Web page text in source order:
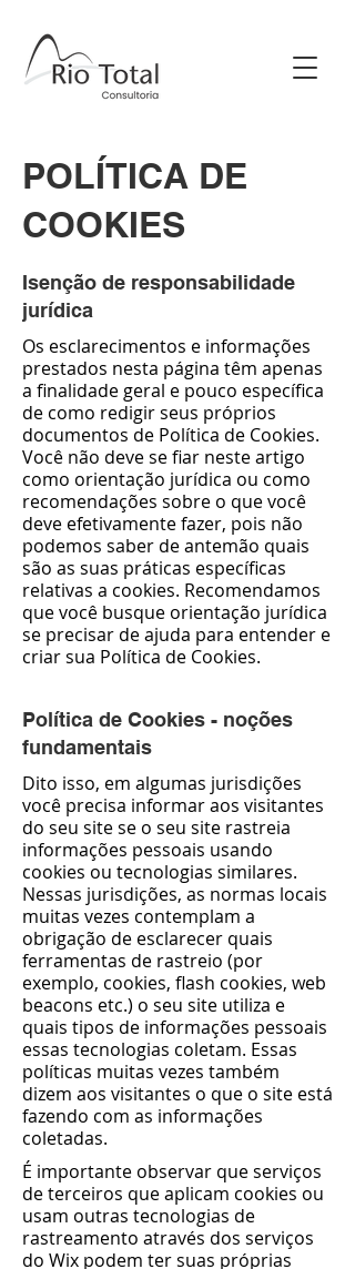
POLÍTICA DE
COOKIES
Isenção de responsabilidade
jurídica
Os esclarecimentos e informações
prestados nesta página têm apenas
a finalidade geral e pouco específica
de como redigir seus próprios
documentos de Política de Cookies.
Você não deve se fiar neste artigo
como orientação jurídica ou como
recomendações sobre o que você
deve efetivamente fazer, pois não
podemos saber de antemão quais
são as suas práticas específicas
relativas a cookies. Recomendamos
que você busque orientação jurídica
se precisar de ajuda para entender e
criar sua Política de Cookies.
Política de Cookies - noções
fundamentais
Dito isso, em algumas jurisdições
você precisa informar aos visitantes
do seu site se o seu site rastreia
informações pessoais usando
cookies ou tecnologias similares.
Nessas jurisdições, as normas locais
muitas vezes contemplam a
obrigação de esclarecer quais
ferramentas de rastreio (por
exemplo, cookies, flash cookies, web
beacons etc.) o seu site utiliza e
quais tipos de informações pessoais
essas tecnologias coletam. Essas
políticas muitas vezes também
dizem aos visitantes o que o site está
fazendo com as informações
coletadas.
É importante observar que serviços
de terceiros que aplicam cookies ou
usam outras tecnologias de
rastreamento através dos serviços
do Wix podem ter suas próprias